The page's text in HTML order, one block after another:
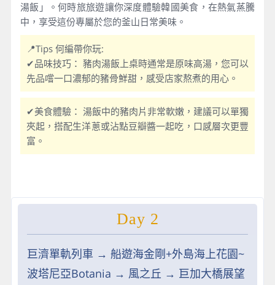
湯飯」。何時旅旅遊讓你深度體驗韓國美食，在熱氣蒸騰
中，享受這份專屬於您的釜山日常美味。
📍Tips 何編帶你玩:
✔品味技巧： 豬肉湯飯上桌時通常是原味高湯，您可以
先品嚐一口濃郁的豬骨鮮甜，感受店家熬煮的用心。
✔美食體驗： 湯飯中的豬肉片非常軟嫩，建議可以單獨
夾起，搭配生洋蔥或沾點豆瓣醬一起吃，口感層次更豐
富。
Day 2
巨濟單軌列車 → 船遊海金剛+外島海上花園~
波塔尼亞Botania → 風之丘 → 巨加大橋展望